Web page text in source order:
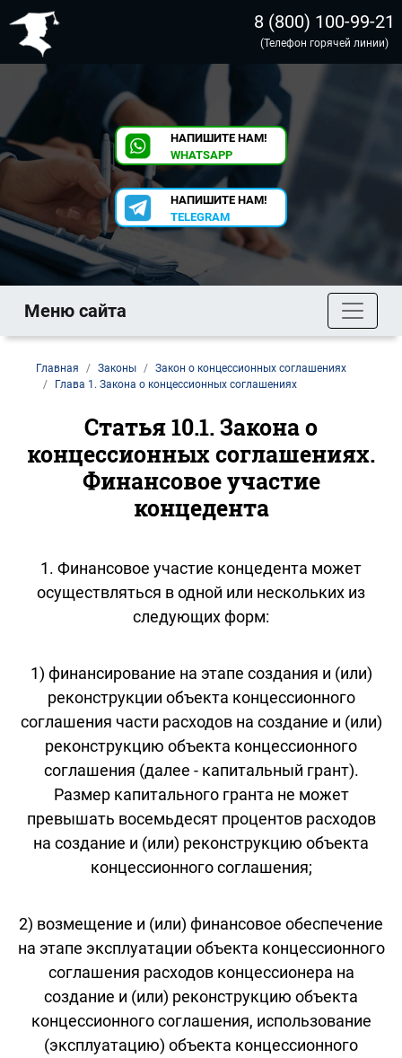
8 (800) 100-99-21
(Телефон горячей линии)
НАПИШИТЕ НАМ!
WHATSAPP
НАПИШИТЕ НАМ!
TELEGRAM
Меню сайта
Главная Законы
Закон о концессионных соглашениях
Глава 1. Закона о концессионных соглашениях
Статья 10.1. Закона о
концессионных соглашениях.
Финансовое участие
концедента
1. Финансовое участие концедента может
осуществляться в одной или нескольких из
следующих форм:
1) финансирование на этапе создания и (или)
реконструкции объекта концессионного
соглашения части расходов на создание и (или)
реконструкцию объекта концессионного
соглашения (далее - капитальный грант).
Размер капитального гранта не может
превышать восемьдесят процентов расходов
на создание и (или) реконструкцию объекта
концессионного соглашения;
2) возмещение и (или) финансовое обеспечение
на этапе эксплуатации объекта концессионного
соглашения расходов концессионера на
создание и (или) реконструкцию объекта
концессионного соглашения, использование
(эксплуатацию) объекта концессионного